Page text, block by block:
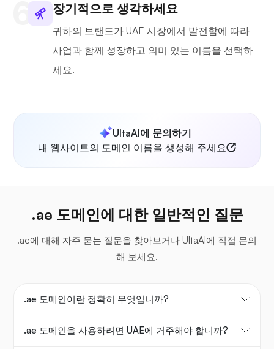
장기적으로 생각하세요
귀하의 브랜드가 UAE 시장에서 발전함에 따라
사업과 함께 성장하고 의미 있는 이름을 선택하
세요.
UltaAI에 문의하기
내 웹사이트의 도메인 이름을 생성해 주세요
.ae 도메인에 대한 일반적인 질문
.ae에 대해 자주 묻는 질문을 찾아보거나 UltaAI에 직접 문의
해 보세요.
.ae 도메인이란 정확히 무엇입니까?
.ae 도메인을 사용하려면 UAE에 거주해야 합니까?